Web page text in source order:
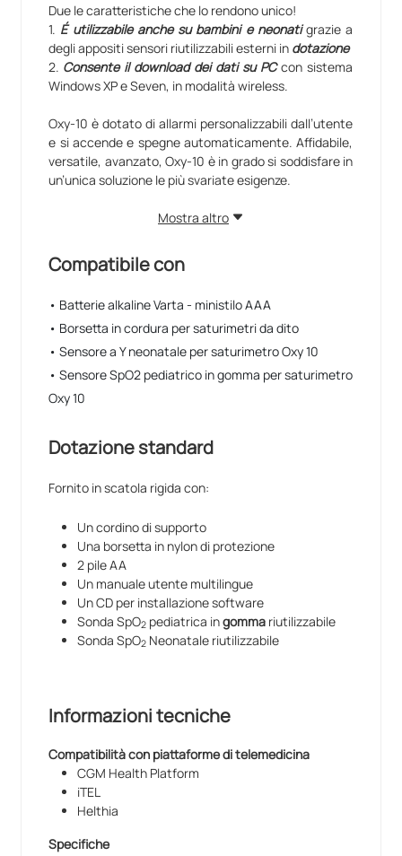
Due le caratteristiche che lo rendono unico!
1. É utilizzabile anche su bambini e neonatigrazie a
degli appositi sensori riutilizzabili esterni in dotazione
2. Consente il download dei dati su PCcon sistema
Windows XP e Seven, in modalità wireless.
Oxy-10 è dotato di allarmi personalizzabili dall’utente
e si accende e spegne automaticamente. Affidabile,
versatile, avanzato, Oxy-10 è in grado si soddisfare in
un’unica soluzione le più svariate esigenze.
un'innovativa app gratuita per smartphone,
progettata per funzionare con svariati e molteplici
pressione arteriosa, frequenza cardiaca, peso e
componenti corporee, saturazione, ECG, sonno,
glicemia, attività fisica e molto altro ancora, senza
configurazioni o impostazioni complesse, e
disponibile in 10 lingue (GB, FR, IT, ES, DE, NL, GR, PT,
RO, PL).
Compatibilità con piattaforme di telemedicina
iTEL
Questo prodotto ha anche la possibilità di essere
integrato nelle cartella clinica diMedico 2000
l'acquisto combinato:
di unPacchetto Esamiintegrativo venduto dai
provider delle cartelle Medico 2000
delServizio di configurazione Easy
della chiavettaGIMAHub
0225713717.
Mostra altro
Compatibile con
• Batterie alkaline Varta - ministilo AAA
• Borsetta in cordura per saturimetri da dito
• Sensore a Y neonatale per saturimetro Oxy 10
• Sensore SpO2 pediatrico in gomma per saturimetro
Oxy 10
Dotazione standard
Fornito in scatola rigida con:
Un cordino di supporto
Una borsetta in nylon di protezione
2 pile AA
Un manuale utente multilingue
Un CD per installazione software
Sonda SpO2 pediatrica ingomma riutilizzabile
Sonda SpO2 Neonatale riutilizzabile
Informazioni tecniche
Compatibilità con piattaforme di telemedicina
CGM Health Platform
iTEL
Helthia
Specifiche